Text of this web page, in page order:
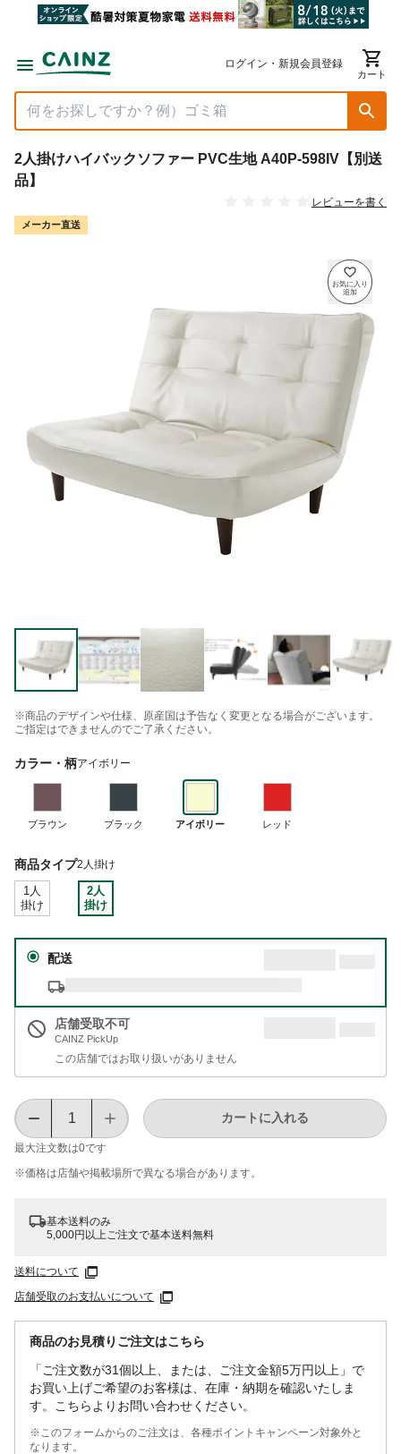
ログイン・新規会員登録
カート
2人掛けハイバックソファー PVC生地 A40P-598IV【別送
品】
レビューを書く
メーカー直送
※商品のデザインや仕様、原産国は予告なく変更となる場合がございます。
ご指定はできませんのでご了承ください。
カラー・柄アイボリー
ブラウン ブラック アイボリー レッド
商品タイプ2人掛け
1人
掛け
2人
掛け
配送
店舗受取不可
CAINZ PickUp
この店舗ではお取り扱いがありません
最大注文数は0です
カートに入れる
※価格は​店舗や​掲載場所で​異なる​場合が​あります。
基本送料のみ
5,000円以上ご注文で基本送料無料
送料について
店舗受取のお支払いについて
商品のお見積りご注文はこちら
「ご注文数が31個以上、または、ご注文金額5万円以上」で
お買い上げご希望のお客様は、在庫・納期を確認いたしま
す。こちらよりお問い合わせください。
※このフォームからのご注文は、各種ポイントキャンペーン対象外と
なります。